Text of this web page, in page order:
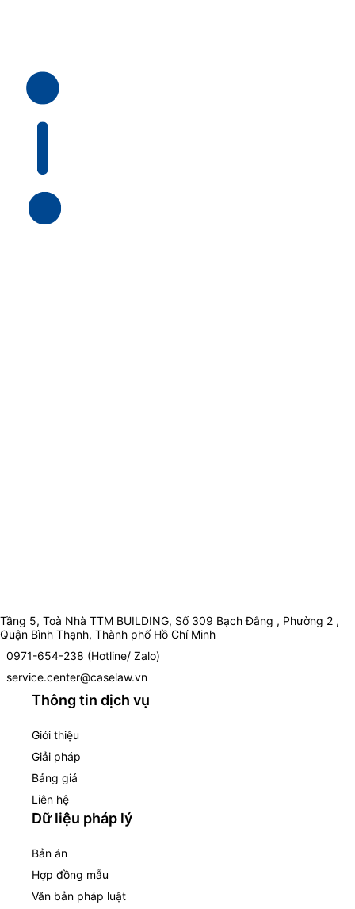
Tầng 5, Toà Nhà TTM BUILDING, Số 309 Bạch Đằng , Phường 2 ,
Quận Bình Thạnh, Thành phố Hồ Chí Minh
0971-654-238 (Hotline/ Zalo)
service.center@caselaw.vn
Thông tin dịch vụ
Giới thiệu
Giải pháp
Bảng giá
Liên hệ
Dữ liệu pháp lý
Bản án
Hợp đồng mẫu
Văn bản pháp luật